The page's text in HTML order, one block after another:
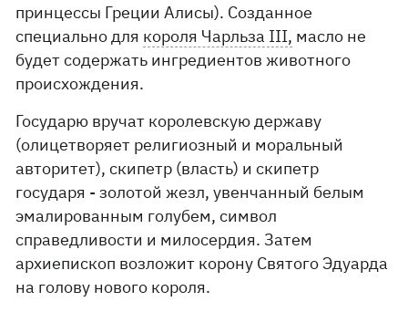
принцессы Греции Алисы). Созданное
специально для короля Чарльза III, масло не
будет содержать ингредиентов животного
происхождения.
Государю вручат королевскую державу
(олицетворяет религиозный и моральный
авторитет), скипетр (власть) и скипетр
государя - золотой жезл, увенчанный белым
эмалированным голубем, символ
справедливости и милосердия. Затем
архиепископ возложит корону Святого Эдуарда
на голову нового короля.